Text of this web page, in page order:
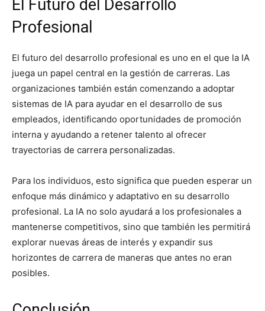
El Futuro del Desarrollo
Profesional
El futuro del desarrollo profesional es uno en el que la IA
juega un papel central en la gestión de carreras. Las
organizaciones también están comenzando a adoptar
sistemas de IA para ayudar en el desarrollo de sus
empleados, identificando oportunidades de promoción
interna y ayudando a retener talento al ofrecer
trayectorias de carrera personalizadas.
Para los individuos, esto significa que pueden esperar un
enfoque más dinámico y adaptativo en su desarrollo
profesional. La IA no solo ayudará a los profesionales a
mantenerse competitivos, sino que también les permitirá
explorar nuevas áreas de interés y expandir sus
horizontes de carrera de maneras que antes no eran
posibles.